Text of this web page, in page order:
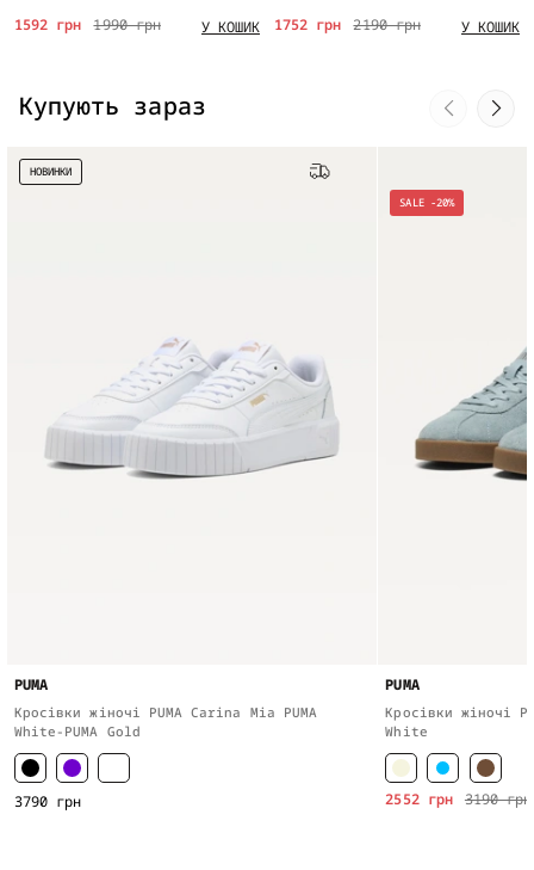
1990 грн
1592 грн У КОШИК 2190 грн
1752 грн У КОШИК
Купують зараз
НОВИНКИ
PUMA
Кросівки жіночі PUMA Carina Mia PUMA
White-PUMA Gold
3790 грн
SALE -20%
PUMA
Кросівки жіночі
White
3190 грн
2552 грн